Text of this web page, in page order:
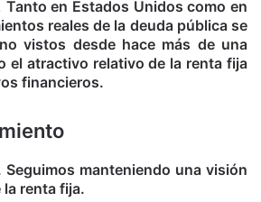
Tanto en Estados Unidos como en
reales de la deuda pública se
vistos desde hace más de una
el atractivo relativo de la renta fija
financieros.
Seguimos manteniendo una visión
renta fija.